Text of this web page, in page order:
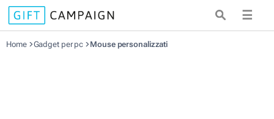
☰
Home Gadget per pc Mouse personalizzati